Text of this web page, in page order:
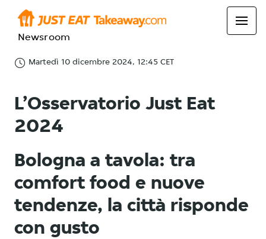
Newsroom
Martedì 10 dicembre 2024, 12:45 CET
L’Osservatorio Just Eat
2024
Bologna a tavola: tra
comfort food e nuove
tendenze, la città risponde
con gusto